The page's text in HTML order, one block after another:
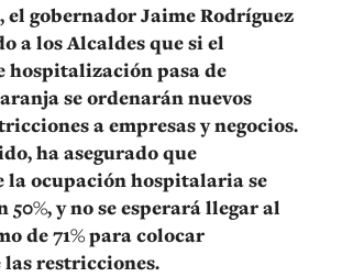
el gobernador Jaime Rodríguez
a los Alcaldes que si el
hospitalización pasa de
se ordenarán nuevos
a empresas y negocios.
ha asegurado que
la ocupación hospitalaria se
50%, y no se esperará llegar al
de 71% para colocar
las restricciones.